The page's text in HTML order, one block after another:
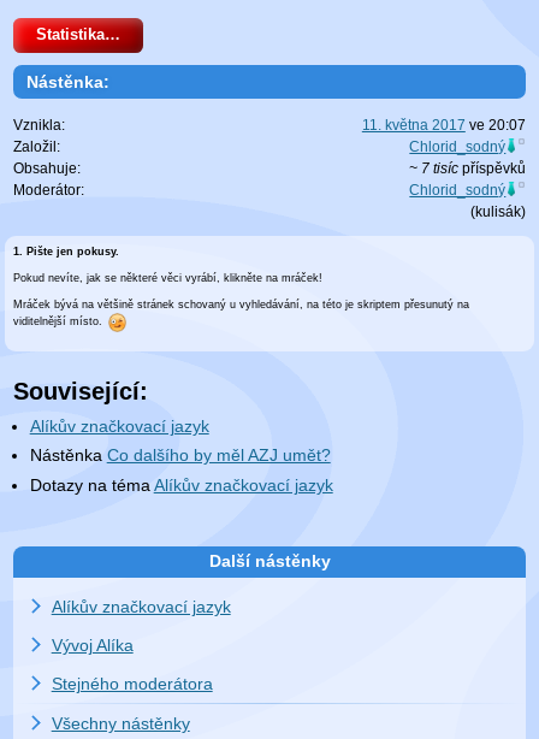
Statistika…
Nástěnka:
Vznikla: 11. května 2017 ve 20:07
Založil:
Chlorid_sodný
Obsahuje:
~ 7 tisícpříspěvků
Moderátor:
Chlorid_sodný
(kulisák)
1. Pište jen pokusy.
Pokud nevíte, jak se některé věci vyrábí, klikněte na mráček!
Mráček bývá na většině stránek schovaný u vyhledávání, na této je skriptem přesunutý na
viditelnější místo.
Související:
Alíkův značkovací jazyk
Nástěnka Co dalšího by měl AZJ umět?
Dotazy na téma Alíkův značkovací jazyk
Další nástěnky
Alíkův značkovací jazyk
Vývoj Alíka
Stejného moderátora
Všechny nástěnky